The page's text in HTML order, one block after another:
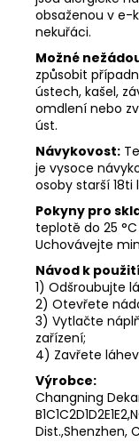
obsaženou v e-
nekuřáci.
Možné
způsobit
ústech, kašel,
omdlení nebo
úst.
Návykovost:
je vysoce
osoby starší 18ti
Pokyny pro
teplotě do 25
Uchovávejte
Návod k
1) Odšroubujte
2) Otevřete
3) Vytlačte
zařízení;
4) Zavřete
Výrobce:
Changning
Dist.,Shenzhen,